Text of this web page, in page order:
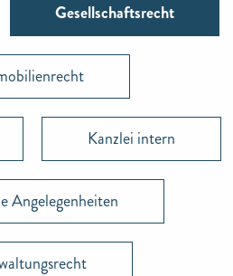
Gesellschaftsrecht
Kanzlei intern
Angelegenheiten